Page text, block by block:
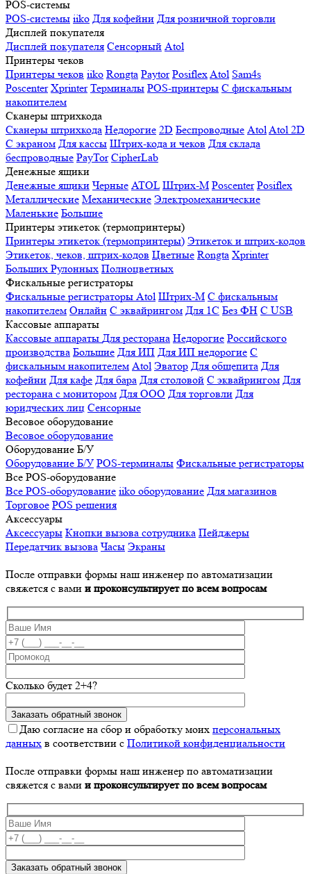
POS-системы
POS-системы iiko Для кофейни Для розничной торговли
Дисплей покупателя
Дисплей покупателя Сенсорный Atol
Принтеры чеков
Принтеры чеков iiko Rongta Paytor PosiflexAtol Sam4s
Poscenter Xprinter Терминалы POS-принтеры С фискальным
накопителем
Сканеры штрихкода
Сканеры штрихкода Недорогие 2D Беспроводные AtolAtol 2D
С экраном Для кассы Штрих-кода и чеков Для склада
беспроводные PayTor CipherLab
Денежные ящики
Денежные ящики Черные ATOL Штрих-М Poscenter Posiflex
Металлические Механические Электромеханические
Маленькие Большие
Принтеры этикеток (термопринтеры)
Принтеры этикеток (термопринтеры) Этикеток и штрих-кодов
Этикеток, чеков, штрих-кодов Цветные Rongta Xprinter
Больших Рулонных Полноцветных
Фискальные регистраторы
Фискальные регистраторы Atol Штрих-М С фискальным
накопителем Онлайн С эквайрингом Для 1С Без ФН С USB
Кассовые аппараты
Кассовые аппараты Для ресторана Недорогие Российского
производства Большие Для ИП Для ИП недорогие С
фискальным накопителем Atol Эватор Для общепита Для
кофейни Для кафе Для бара Для столовой С эквайрингом Для
ресторана с монитором Для ООО Для торговли Для
юридческих лиц Сенсорные
Весовое оборудование
Весовое оборудование
Оборудование Б/У
Оборудование Б/У POS-терминалы Фискальные регистраторы
Все POS-оборудование
Все POS-оборудование iiko оборудование Для магазинов
Торговое POS решения
Аксессуары
Аксессуары Кнопки вызова сотрудника Пейджеры
Передатчик вызова Часы Экраны
После отправки формы наш инженер по автоматизации
свяжется с вами и проконсультирует по всем вопросам
Сколько будет 2+4?
Даю согласие на сбор и обработку моих персональных
данных в соответствии с Политикой конфиденциальности
После отправки формы наш инженер по автоматизации
свяжется с вами и проконсультирует по всем вопросам